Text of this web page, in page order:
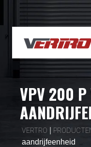
VPV 200 P
VERTRO
aandrijfeenheid